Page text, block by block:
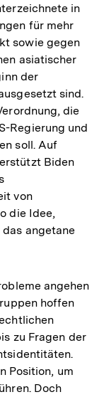
in
für mehr
sowie gegen
asiatischer
der
sind.
die
Regierung und
soll. Auf
Biden
von
die Idee,
angetane
angehen
hoffen
zu Fragen der
Position, um
Doch